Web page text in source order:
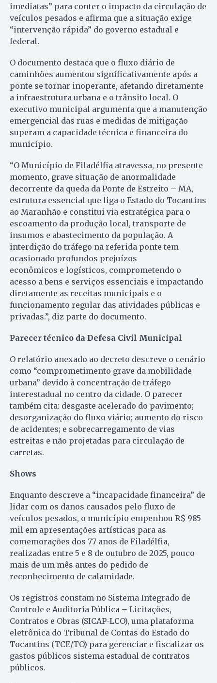
imediatas” para conter o impacto da circulação de
veículos pesados e afirma que a situação exige
“intervenção rápida” do governo estadual e
federal.
O documento destaca que o fluxo diário de
caminhões aumentou significativamente após a
ponte se tornar inoperante, afetando diretamente
a infraestrutura urbana e o trânsito local. O
executivo municipal argumenta que a manutenção
emergencial das ruas e medidas de mitigação
superam a capacidade técnica e financeira do
município.
“O Município de Filadélfia atravessa, no presente
momento, grave situação de anormalidade
decorrente da queda da Ponte de Estreito – MA,
estrutura essencial que liga o Estado do Tocantins
ao Maranhão e constitui via estratégica para o
escoamento da produção local, transporte de
insumos e abastecimento da população. A
interdição do tráfego na referida ponte tem
ocasionado profundos prejuízos
econômicos e logísticos, comprometendo o
acesso a bens e serviços essenciais e impactando
diretamente as receitas municipais e o
funcionamento regular das atividades públicas e
privadas.”, diz parte do documento.
Parecer técnico da Defesa Civil Municipal
O relatório anexado ao decreto descreve o cenário
como “comprometimento grave da mobilidade
urbana” devido à concentração de tráfego
interestadual no centro da cidade. O parecer
também cita: desgaste acelerado do pavimento;
desorganização do fluxo viário; aumento do risco
de acidentes; e sobrecarregamento de vias
estreitas e não projetadas para circulação de
carretas.
Shows
Enquanto descreve a “incapacidade financeira” de
lidar com os danos causados pelo fluxo de
veículos pesados, o município empenhou R$ 985
mil em apresentações artísticas para as
comemorações dos 77 anos de Filadélfia,
realizadas entre 5 e 8 de outubro de 2025, pouco
mais de um mês antes do pedido de
reconhecimento de calamidade.
Os registros constam no Sistema Integrado de
Controle e Auditoria Pública – Licitações,
Contratos e Obras (SICAP-LCO), uma plataforma
eletrônica do Tribunal de Contas do Estado do
Tocantins (TCE/TO) para gerenciar e fiscalizar os
gastos públicos sistema estadual de contratos
públicos.